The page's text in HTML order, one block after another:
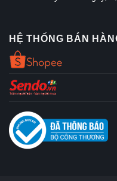
HỆ THỐNG BÁN